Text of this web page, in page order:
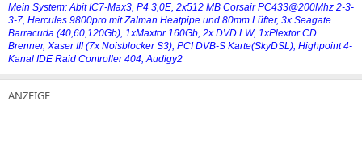
Mein System: Abit IC7-Max3, P4 3,0E, 2x512 MB Corsair PC433@200Mhz 2-3-
3-7, Hercules 9800pro mit Zalman Heatpipe und 80mm Lüfter, 3x Seagate
Barracuda (40,60,120Gb), 1xMaxtor 160Gb, 2x DVD LW, 1xPlextor CD
Brenner, Xaser III (7x Noisblocker S3), PCI DVB-S Karte(SkyDSL), Highpoint 4-
Kanal IDE Raid Controller 404, Audigy2